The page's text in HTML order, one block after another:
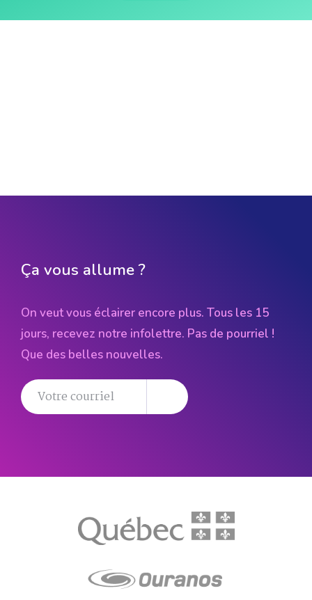
Ça vous allume ?
On veut vous éclairer encore plus. Tous les 15
jours, recevez notre infolettre. Pas de pourriel !
Que des belles nouvelles.